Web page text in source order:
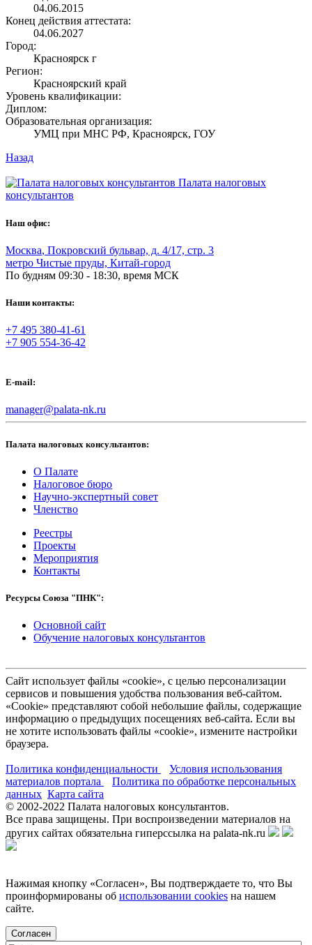
04.06.2015
Конец действия аттестата:
04.06.2027
Город:
Красноярск г
Регион:
Красноярский край
Уровень квалификации:
Диплом:
Образовательная организация:
УМЦ при МНС РФ, Красноярск, ГОУ
Назад
Палата налоговых
консультантов
Наш офис:
Москва, Покровский бульвар, д. 4/17, стр. 3
метро Чистые пруды, Китай-город
По будням 09:30 - 18:30, время МСК
Наши контакты:
+7 495 380-41-61
+7 905 554-36-42
E-mail:
manager@palata-nk.ru
Палата налоговых консультантов:
О Палате
Налоговое бюро
Научно-экспертный совет
Членство
Реестры
Проекты
Мероприятия
Контакты
Ресурсы Союза "ПНК":
Основной сайт
Обучение налоговых консультантов
Сайт использует файлы «cookie», с целью персонализации
сервисов и повышения удобства пользования веб-сайтом.
«Cookie» представляют собой небольшие файлы, содержащие
информацию о предыдущих посещениях веб-сайта. Если вы
не хотите использовать файлы «cookie», измените настройки
браузера.
Политика конфиденциальности
Условия использования
материалов портала
Политика по обработке персональных
данных Карта сайта
© 2002-2022 Палата налоговых консультантов.
Все права защищены. При воспроизведении материалов на
других сайтах обязательна гиперссылка на palata-nk.ru
Нажимая кнопку «Согласен», Вы подтверждаете то, что Вы
проинформированы об использовании cookies на нашем
сайте.
Согласен